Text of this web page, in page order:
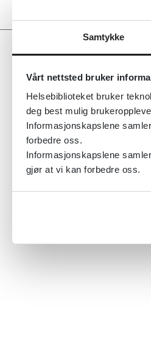
Samtykke
Vårt nettsted bruker
Helsebiblioteket bruker
deg best mulig
Informasjonskapslene
forbedre oss.
Informasjonskapslene
gjør at vi kan forbedre oss.